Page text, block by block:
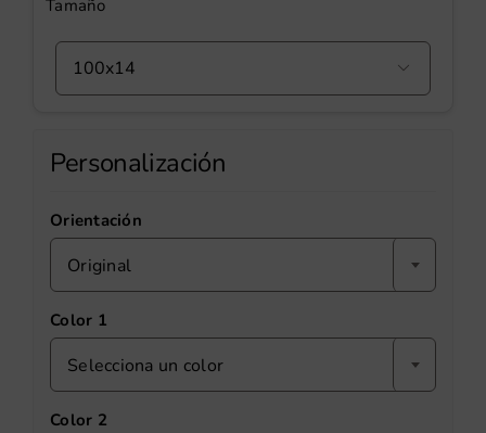
Tamaño

Personalización
Orientación
Original
Color 1
Selecciona un color
Color 2